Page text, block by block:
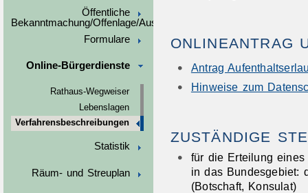
Öffentliche
Bekanntmachung/Offenlage/Ausschreibungen
Formulare
Online-Bürgerdienste
Rathaus-Wegweiser
Lebenslagen
Verfahrensbeschreibungen
Statistik
Räum- und Streuplan
ONLINEANTRAG
Antrag
Hinweise zum
ZUSTÄNDIGE
für die Erteilung
in das Bundesgebiet:
(Botschaft, Konsulat)